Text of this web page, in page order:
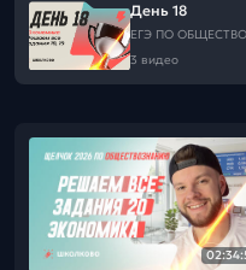
День 18
ЕГЭ ПО
3 видео